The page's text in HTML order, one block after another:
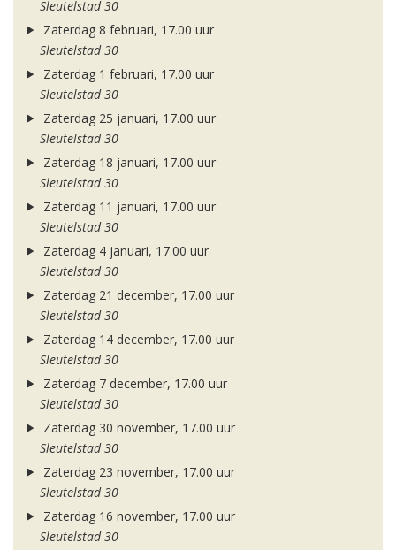
Sleutelstad 30
Zaterdag 8 februari, 17.00 uur
Sleutelstad 30
Zaterdag 1 februari, 17.00 uur
Sleutelstad 30
Zaterdag 25 januari, 17.00 uur
Sleutelstad 30
Zaterdag 18 januari, 17.00 uur
Sleutelstad 30
Zaterdag 11 januari, 17.00 uur
Sleutelstad 30
Zaterdag 4 januari, 17.00 uur
Sleutelstad 30
Zaterdag 21 december, 17.00 uur
Sleutelstad 30
Zaterdag 14 december, 17.00 uur
Sleutelstad 30
Zaterdag 7 december, 17.00 uur
Sleutelstad 30
Zaterdag 30 november, 17.00 uur
Sleutelstad 30
Zaterdag 23 november, 17.00 uur
Sleutelstad 30
Zaterdag 16 november, 17.00 uur
Sleutelstad 30